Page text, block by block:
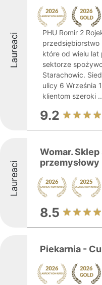
Laureaci
PHU Romir 2
przedsiębiorstwo
które od wielu lat
sektorze
Starachowic.
ulicy 6 Września
klientom szeroki
9.2
Laureaci
Womar.
przemysłowy
8.5
Piekarnia -